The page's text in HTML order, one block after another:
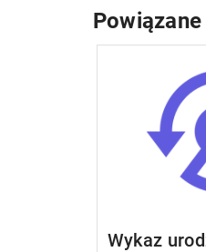
Wykaz